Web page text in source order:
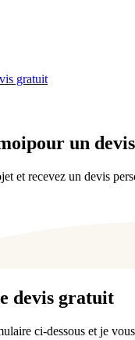
gratuit
pour un
et recevez un devis
devis gratuit
ci-dessous et je